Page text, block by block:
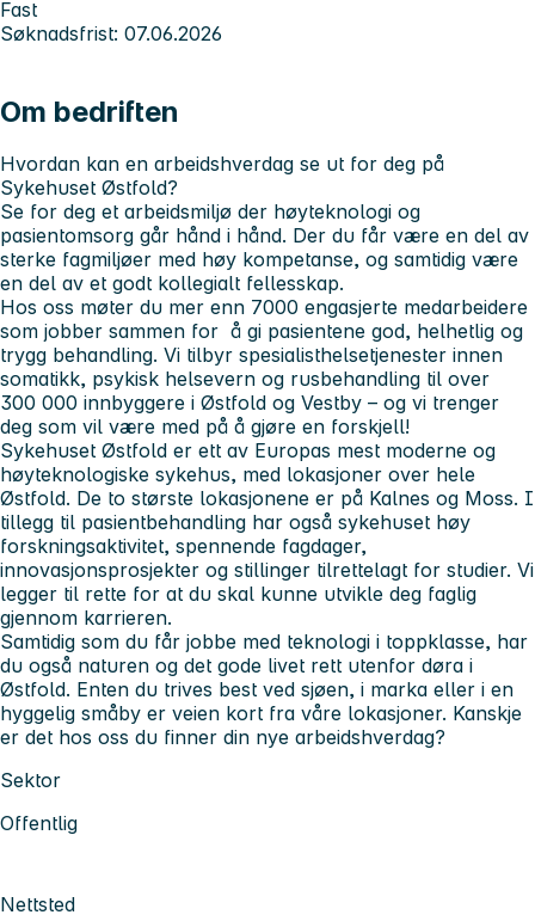
Fast
Søknadsfrist: 07.06.2026
Om bedriften
Hvordan kan en arbeidshverdag se ut for deg på
Sykehuset Østfold?
Se for deg et arbeidsmiljø der høyteknologi og
pasientomsorg går hånd i hånd. Der du får være en del av
sterke fagmiljøer med høy kompetanse, og samtidig være
en del av et godt kollegialt fellesskap.
Hos oss møter du mer enn 7000 engasjerte medarbeidere
som jobber sammen for å gi pasientene god, helhetlig og
trygg behandling. Vi tilbyr spesialisthelsetjenester innen
somatikk, psykisk helsevern og rusbehandling til over
300 000 innbyggere i Østfold og Vestby – og vi trenger
deg som vil være med på å gjøre en forskjell!
Sykehuset Østfold er ett av Europas mest moderne og
høyteknologiske sykehus, med lokasjoner over hele
Østfold. De to største lokasjonene er på Kalnes og Moss. I
tillegg til pasientbehandling har også sykehuset høy
forskningsaktivitet, spennende fagdager,
innovasjonsprosjekter og stillinger tilrettelagt for studier. Vi
legger til rette for at du skal kunne utvikle deg faglig
gjennom karrieren.
Samtidig som du får jobbe med teknologi i toppklasse, har
du også naturen og det gode livet rett utenfor døra i
Østfold. Enten du trives best ved sjøen, i marka eller i en
hyggelig småby er veien kort fra våre lokasjoner. Kanskje
er det hos oss du finner din nye arbeidshverdag?
Sektor
Offentlig
Nettsted